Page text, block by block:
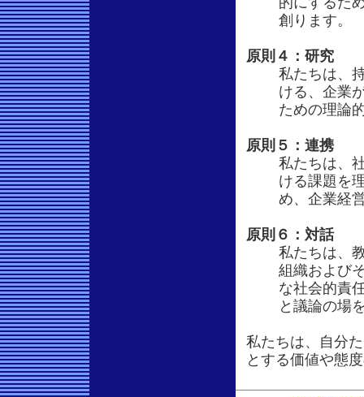
創ります。
原則４：研究
私たちは、
ける、企業
ための理論
原則５：連携
私たちは、
ける課題を
め、企業経
原則６：対話
私たちは、
組織および
な社会的責
と議論の場
私たちは、自分
とする価値や態